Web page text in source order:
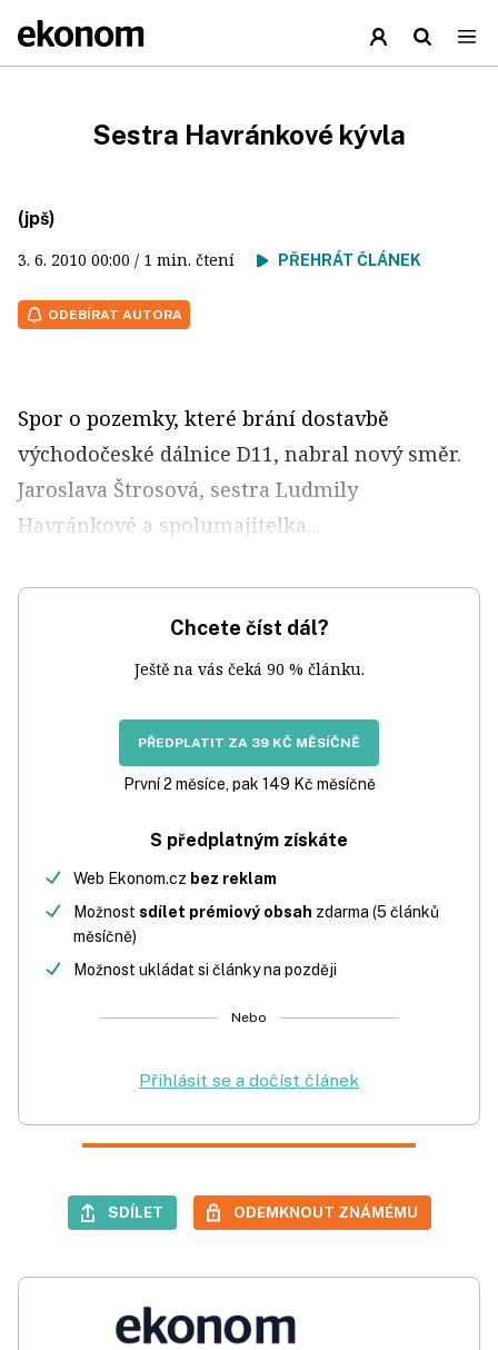
Sestra Havránkové kývla
(jpš)
3. 6. 2010 00:00 / 1 min. čtení PŘEHRÁT ČLÁNEK
ODEBÍRAT AUTORA
Spor o pozemky, které brání dostavbě
východočeské dálnice D11, nabral nový směr.
Jaroslava Štrosová, sestra Ludmily
Havránkové a spolumajitelka...
Chcete číst dál?
Ještě na vás čeká 90 % článku.
PŘEDPLATIT ZA 39 KČ MĚSÍČNĚ
První 2 měsíce, pak 149 Kč měsíčně
S předplatným získáte
Web Ekonom.cz bez reklam
Možnost sdílet prémiový obsah zdarma (5 článků
měsíčně)
Možnost ukládat si články na později
Nebo
Přihlásit se a dočíst článek
SDÍLET ODEMKNOUT ZNÁMÉMU